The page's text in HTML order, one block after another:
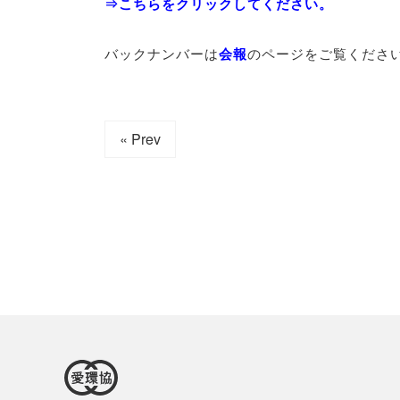
バックナンバーは会報のページをご覧くださ
« Prev